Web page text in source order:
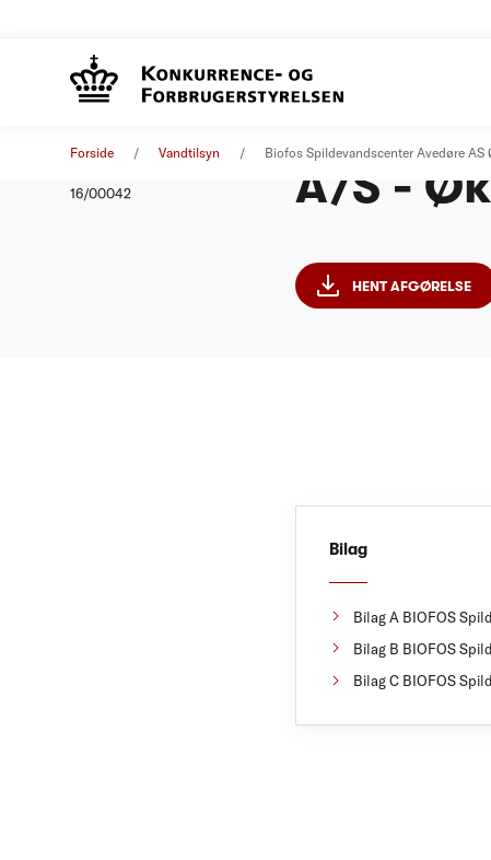
Forside Vandtilsyn Biofos Spildevandscenter Avedøre AS
16/00042
A/S -
HENT AFGØRELSE
Bilag
Bilag A BIOFOS
Bilag B BIOFOS
Bilag C BIOFOS